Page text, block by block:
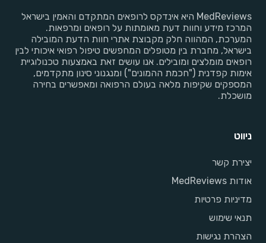
MedReviews היא אינדקס לרופאים המתקדם והאמין בישראל
המרכז מידע וחוות דעת מאומתות על רופאים ומרפאות.
המערכת, המהווה חלק מקבוצת אתרי חוות הדעת המובילה
בישראל, מחברת בין מטופלים המחפשים טיפול רפואי איכותי לבין
רופאים מומלצים ומובילים. אנו עושים זאת באמצעות טכנולוגיית
אימות קפדנית ("חכמת ההמונים") ומנגנוני סינון מתקדמים,
המספקים שקיפות מלאה בעולם הרפואה ומאפשרים בחירה
מושכלת.
ניווט
יצירת קשר
אודות MedReviews
מדיניות פרטיות
תנאי שימוש
הצהרת נגישות